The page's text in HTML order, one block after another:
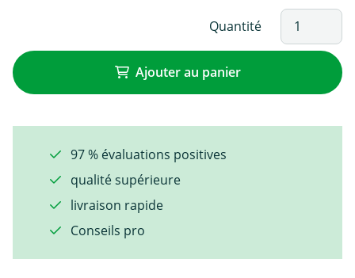
Quantité
Ajouter au panier
97 % évaluations positives
qualité supérieure
livraison rapide
Conseils pro